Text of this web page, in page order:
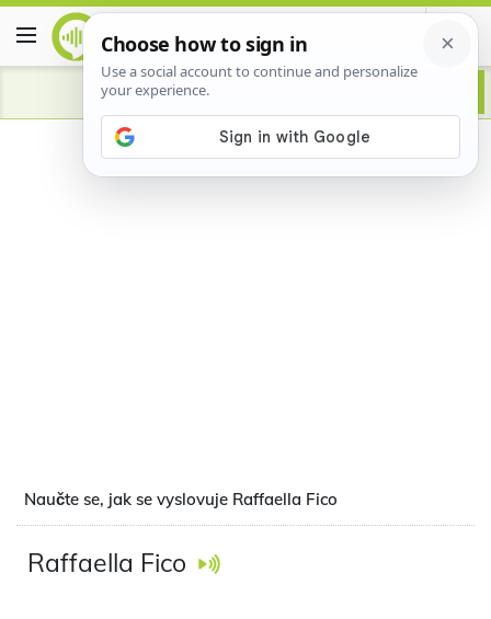
Advertisement
Naučte se, jak se vyslovuje Raffaella Fico
Raffaella Fico